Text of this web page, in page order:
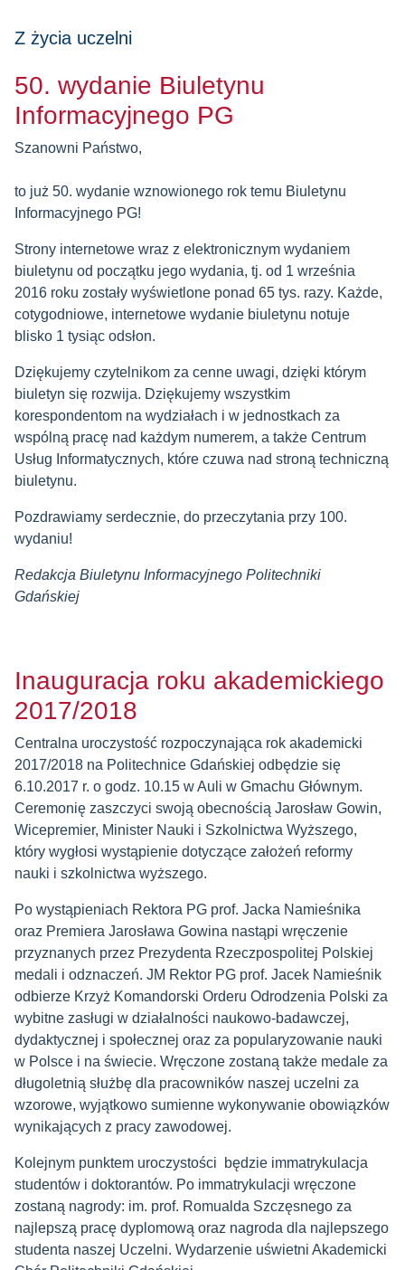
Z życia uczelni
50. wydanie Biuletynu
Informacyjnego PG
Szanowni Państwo,
to już 50. wydanie wznowionego rok temu Biuletynu
Informacyjnego PG!
Strony internetowe wraz z elektronicznym wydaniem
biuletynu od początku jego wydania, tj. od 1 września
2016 roku zostały wyświetlone ponad 65 tys. razy. Każde,
cotygodniowe, internetowe wydanie biuletynu notuje
blisko 1 tysiąc odsłon.
Dziękujemy czytelnikom za cenne uwagi, dzięki którym
biuletyn się rozwija. Dziękujemy wszystkim
korespondentom na wydziałach i w jednostkach za
wspólną pracę nad każdym numerem, a także Centrum
Usług Informatycznych, które czuwa nad stroną techniczną
biuletynu.
Pozdrawiamy serdecznie, do przeczytania przy 100.
wydaniu!
Redakcja Biuletynu Informacyjnego Politechniki
Gdańskiej
Inauguracja roku akademickiego
2017/2018
Centralna uroczystość rozpoczynająca rok akademicki
2017/2018 na Politechnice Gdańskiej odbędzie się
6.10.2017 r. o godz. 10.15 w Auli w Gmachu Głównym.
Ceremonię zaszczyci swoją obecnością Jarosław Gowin,
Wicepremier, Minister Nauki i Szkolnictwa Wyższego,
który wygłosi wystąpienie dotyczące założeń reformy
nauki i szkolnictwa wyższego.
Po wystąpieniach Rektora PG prof. Jacka Namieśnika
oraz Premiera Jarosława Gowina nastąpi wręczenie
przyznanych przez Prezydenta Rzeczpospolitej Polskiej
medali i odznaczeń. JM Rektor PG prof. Jacek Namieśnik
odbierze Krzyż Komandorski Orderu Odrodzenia Polski za
wybitne zasługi w działalności naukowo-badawczej,
dydaktycznej i społecznej oraz za popularyzowanie nauki
w Polsce i na świecie. Wręczone zostaną także medale za
długoletnią służbę dla pracowników naszej uczelni za
wzorowe, wyjątkowo sumienne wykonywanie obowiązków
wynikających z pracy zawodowej.
Kolejnym punktem uroczystości będzie immatrykulacja
studentów i doktorantów. Po immatrykulacji wręczone
zostaną nagrody: im. prof. Romualda Szczęsnego za
najlepszą pracę dyplomową oraz nagroda dla najlepszego
studenta naszej Uczelni. Wydarzenie uświetni Akademicki